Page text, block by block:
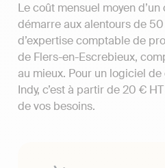
Le coût mensuel moyen
démarre aux alentours de
d’expertise comptable de
de Flers-en-Escrebieux,
au mieux. Pour un logiciel
Indy, c’est à partir de 20 €
de vos besoins.